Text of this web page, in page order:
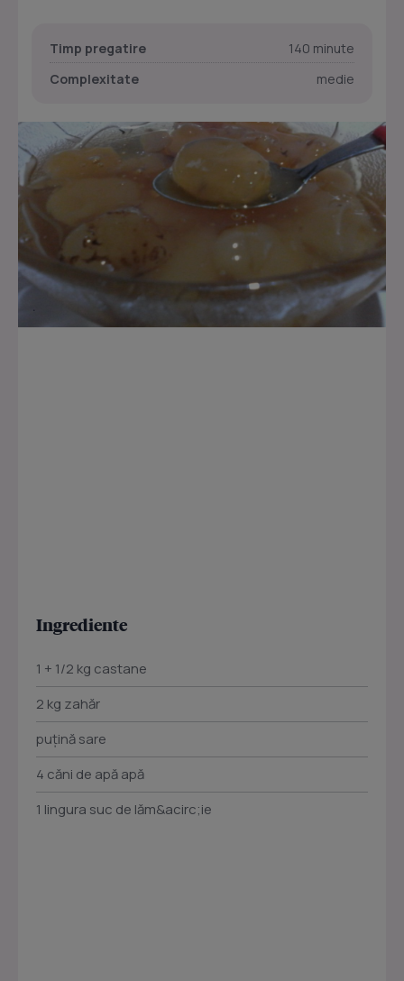
Timp pregatire
140 minute
Complexitate
medie
Ingrediente
1 + 1/2 kg castane
2 kg zahăr
puțină sare
4 căni de apă apă
1 lingura suc de lăm&acirc;ie